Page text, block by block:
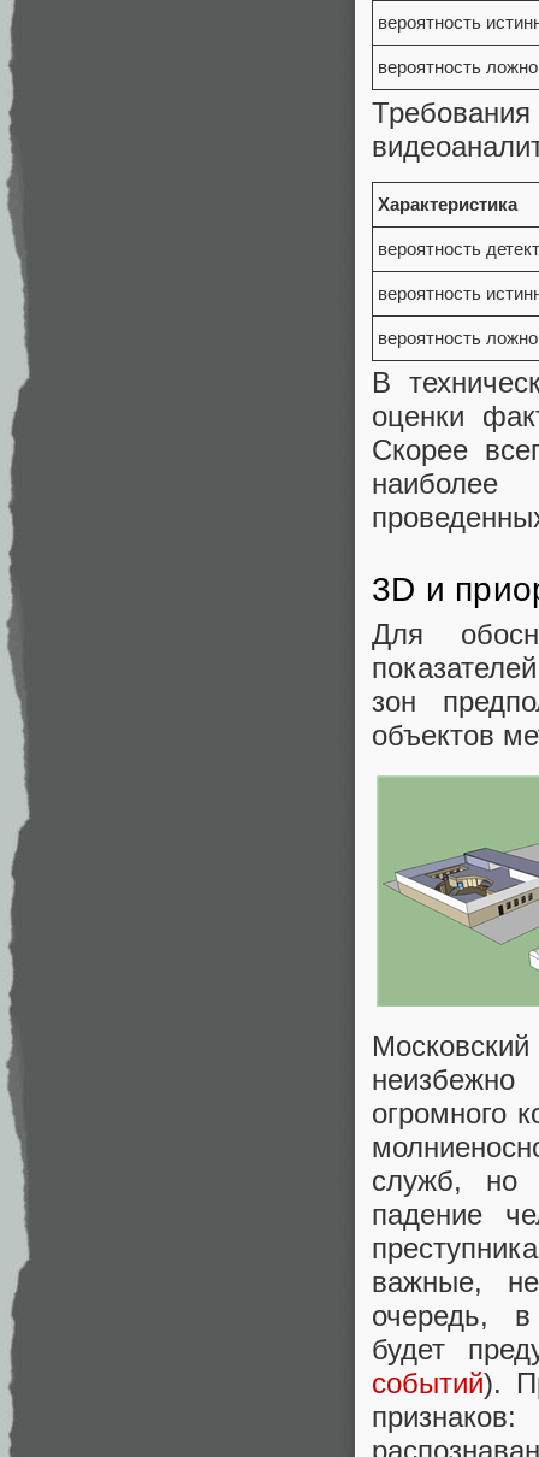
вероятность
вероятность
Характеристика
вероятность
вероятность
вероятность
В
оценки
Скорее
наиболее
3D и
Для
зон
объектов
огромного
служб, но
падение
важные,
очередь,
будет
событий).